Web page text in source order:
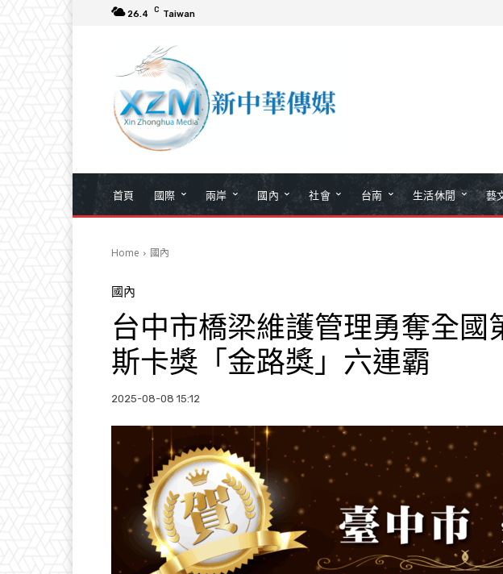
26.4 C Taiwan
首頁 國際 兩岸 國內 社會 台南 生活休閒 藝
Home 國內
國內
台中市橋梁維護管理勇奪全國
斯卡獎「金路獎」六連霸
2025-08-08 15:12